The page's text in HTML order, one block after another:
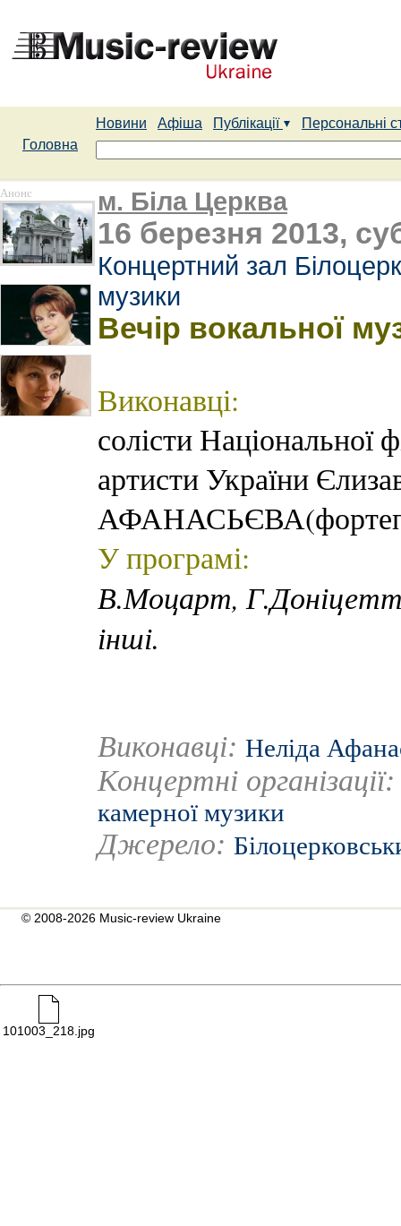
Новини Афіша Публікації
Персональні
Головна
Анонс м. Біла Церква
16 березня 2013,
Концертний зал
музики
Вечір вокальної
Виконавці:
солісти Національної
артисти України
У програмі:
В.Моцарт,
інші.
Виконавці: Неліда
Концертні
камерної музики
Джерело:
© 2008-2026 Music-review Ukraine
101003_218.jpg